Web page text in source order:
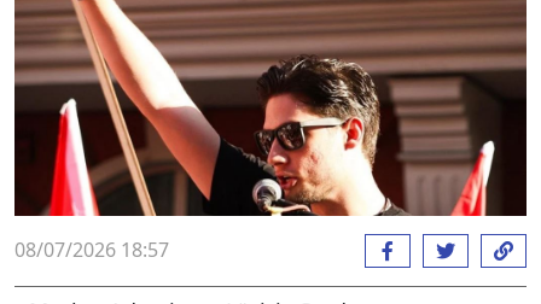
08/07/2026 18:57